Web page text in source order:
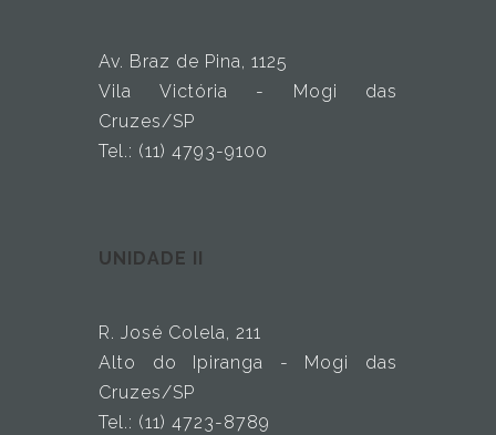
Av. Braz de Pina, 1125
Vila Victória - Mogi das
Cruzes/SP
Tel.: (11) 4793-9100
UNIDADE II
R. José Colela, 211
Alto do Ipiranga - Mogi das
Cruzes/SP
Tel.: (11) 4723-8789